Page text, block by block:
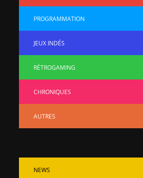
PROGRAMMATION
JEUX INDÉS
RÉTROGAMING
CHRONIQUES
AUTRES
NEWS